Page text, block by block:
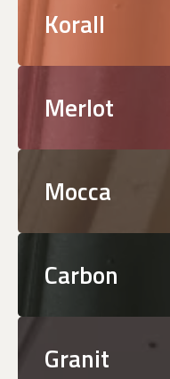
Korall
Merlot
Mocca
Carbon
Granit